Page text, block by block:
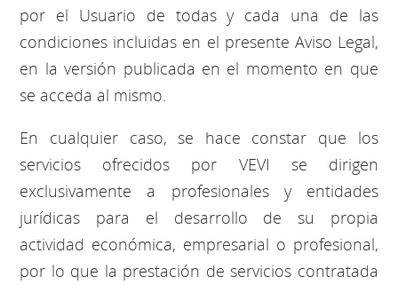
por el Usuario de todas y cada una de las
condiciones incluidas en el presente Aviso Legal,
en la versión publicada en el momento en que
se acceda al mismo.
En cualquier caso, se hace constar que los
servicios ofrecidos por VEVI se dirigen
exclusivamente a profesionales y entidades
jurídicas para el desarrollo de su propia
actividad económica, empresarial o profesional,
por lo que la prestación de servicios contratada